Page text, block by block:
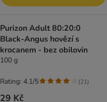
Purizon Adult 80:20:0
Black-Angus hovězí s
krocanem - bez obilovin
100 g
29 Kč
Rating: 4.1/5 (21)